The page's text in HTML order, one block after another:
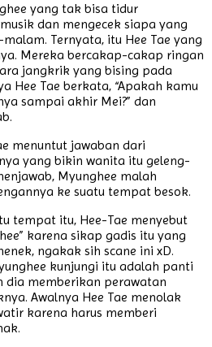
yang tak bisa tidur
dan mengecek siapa yang
Ternyata, itu Hee Tae yang
Mereka bercakap-cakap ringan
jangkrik yang bising pada
Hee Tae berkata, “Apakah kamu
sampai akhir Mei?” dan
menuntut jawaban dari
yang bikin wanita itu geleng-
Myunghee malah
ke suatu tempat besok.
tempat itu, Hee-Tae menyebut
karena sikap gadis itu yang
ngakak sih scane ini xD.
kunjungi itu adalah panti
dia memberikan perawatan
Awalnya Hee Tae menolak
karena harus memberi